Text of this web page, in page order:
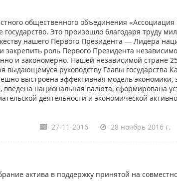
общественного объединения «Ассоциация
Это произошло благодаря труду
нашего Первого Президента — Лидера
роль Первого Президента
и закономерно. Нашей независимой стране
руководству Главы государства
выстроена эффективная модель экономики,
национальная валюта, сформирована
деятельности и экономической
27-11-2016 28 ноябрь 2016 г.
актива в поддержку принятой на